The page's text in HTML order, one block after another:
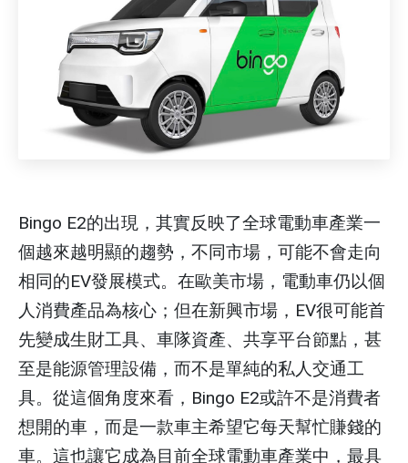
Bingo E2的出現，其實反映了全球電動車產業一
個越來越明顯的趨勢，不同市場，可能不會走向
相同的EV發展模式。在歐美市場，電動車仍以個
人消費產品為核心；但在新興市場，EV很可能首
先變成生財工具、車隊資產、共享平台節點，甚
至是能源管理設備，而不是單純的私人交通工
具。從這個角度來看，Bingo E2或許不是消費者
想開的車，而是一款車主希望它每天幫忙賺錢的
車。這也讓它成為目前全球電動車產業中，最具